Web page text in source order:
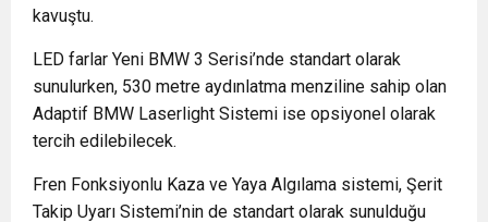
kavuştu.
LED farlar Yeni BMW 3 Serisi’nde standart olarak
sunulurken, 530 metre aydınlatma menziline sahip olan
Adaptif BMW Laserlight Sistemi ise opsiyonel olarak
tercih edilebilecek.
Fren Fonksiyonlu Kaza ve Yaya Algılama sistemi, Şerit
Takip Uyarı Sistemi’nin de standart olarak sunulduğu